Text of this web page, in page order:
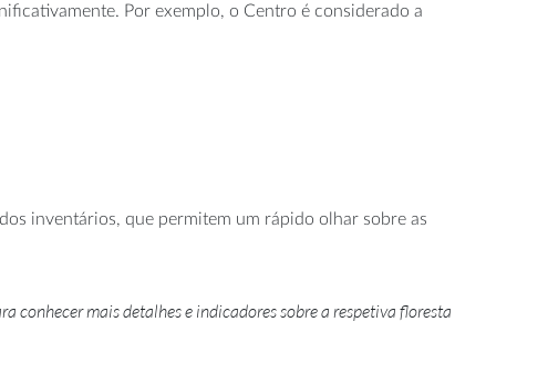
Por exemplo, o Centro é considerado a
inventários, que permitem um rápido olhar sobre as
conhecer mais detalhes e indicadores sobre a respetiva floresta